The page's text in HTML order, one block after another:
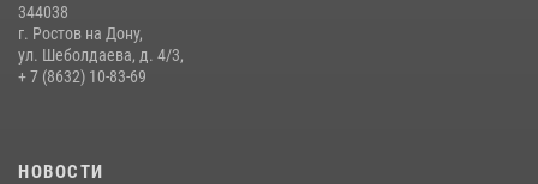
Сотрудники Управления Росгвардии по Ростовской области стали
участниками богослужения и крестного хода
28 июля 2026, 12:46
344038
г. Ростов на Дону,
ул. Шеболдаева, д. 4/3,
+ 7 (8632) 10-83-69
НОВОСТИ